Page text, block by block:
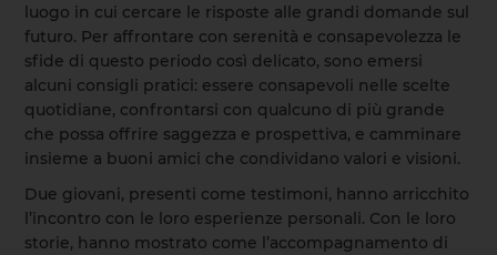
luogo in cui cercare le risposte alle grandi domande sul
futuro. Per affrontare con serenità e consapevolezza le
sfide di questo periodo così delicato, sono emersi
alcuni consigli pratici: essere consapevoli nelle scelte
quotidiane, confrontarsi con qualcuno di più grande
che possa offrire saggezza e prospettiva, e camminare
insieme a buoni amici che condividano valori e visioni.
Due giovani, presenti come testimoni, hanno arricchito
l’incontro con le loro esperienze personali. Con le loro
storie, hanno mostrato come l’accompagnamento di